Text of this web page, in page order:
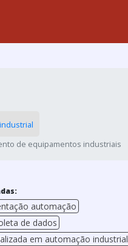
de equipamentos industriais
automação
de dados
em automação industrial